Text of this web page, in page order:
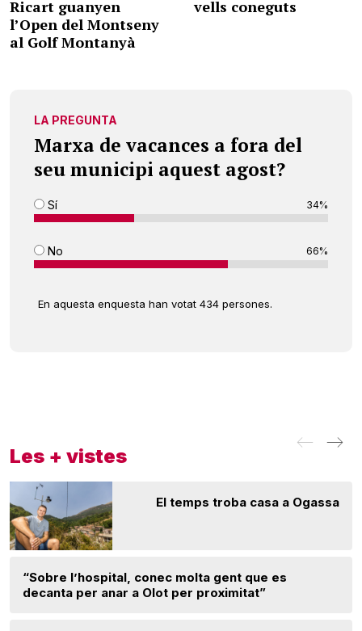
Ricart guanyen
l’Open del Montseny
al Golf Montanyà
vells coneguts
LA PREGUNTA
Marxa de vacances a fora del
seu municipi aquest agost?
Sí 34%
No 66%
En aquesta enquesta han votat 434 persones.
Les + vistes
El temps troba casa a Ogassa
“Sobre l’hospital, conec molta gent que es
decanta per anar a Olot per proximitat”